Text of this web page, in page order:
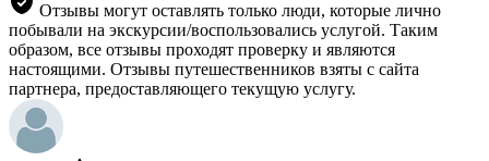
Отзывы могут оставлять только люди, которые лично
побывали на экскурсии/воспользовались услугой. Таким
образом, все отзывы проходят проверку и являются
настоящими. Отзывы путешественников взяты с сайта
партнера, предоставляющего текущую услугу.